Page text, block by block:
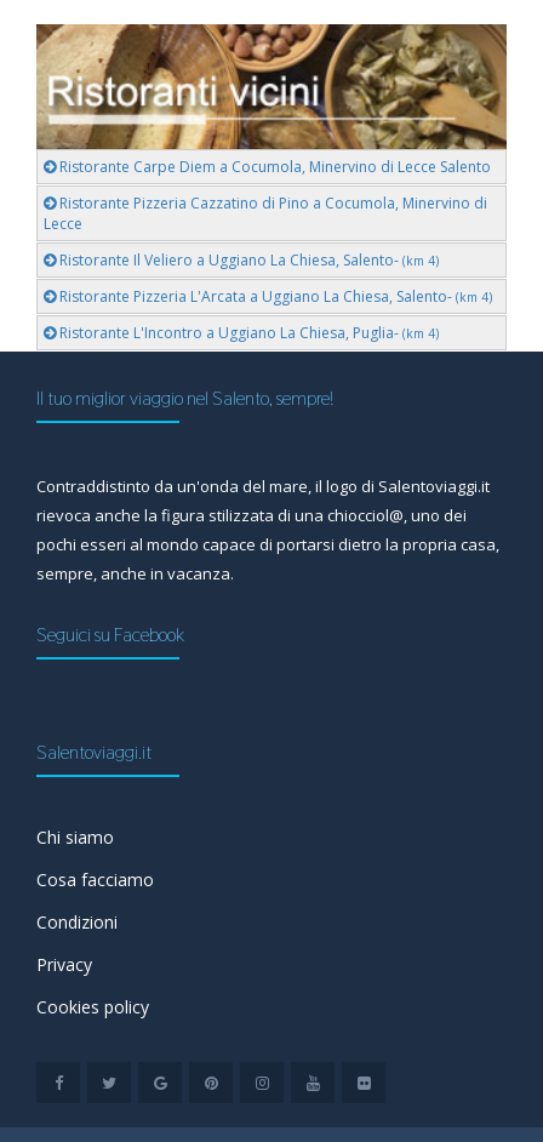
Ristorante Carpe Diem a Cocumola, Minervino di Lecce Salento
Ristorante Pizzeria Cazzatino di Pino a Cocumola, Minervino di
Lecce
Ristorante Il Veliero a Uggiano La Chiesa, Salento- (km 4)
Ristorante Pizzeria L'Arcata a Uggiano La Chiesa, Salento- (km 4)
Ristorante L'Incontro a Uggiano La Chiesa, Puglia- (km 4)
Il tuo miglior viaggio nel Salento, sempre!
Contraddistinto da un'onda del mare, il logo di Salentoviaggi.it
rievoca anche la figura stilizzata di una chiocciol@, uno dei
pochi esseri al mondo capace di portarsi dietro la propria casa,
sempre, anche in vacanza.
Seguici su Facebook
Salentoviaggi.it
Chi siamo
Cosa facciamo
Condizioni
Privacy
Cookies policy